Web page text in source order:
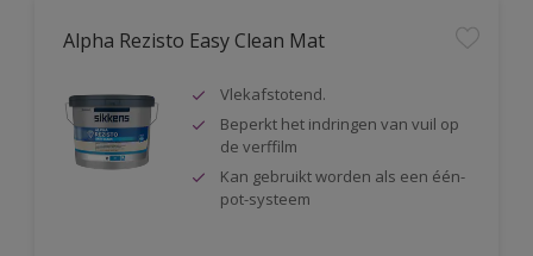
Alpha Rezisto Easy Clean Mat
Vlekafstotend.
Beperkt het indringen van vuil op
de verffilm
Kan gebruikt worden als een één-
pot-systeem